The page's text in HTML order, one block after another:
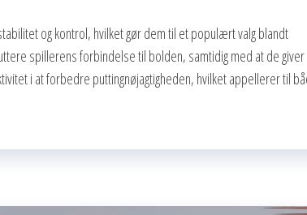
og kontrol, hvilket gør dem til et populært valg blandt
spillerens forbindelse til bolden, samtidig med at de giver
i at forbedre puttingnøjagtigheden, hvilket appellerer til